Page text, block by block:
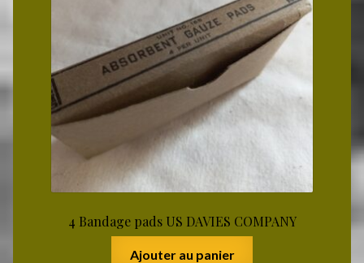
4 Bandage pads US DAVIES COMPANY
Ajouter au panier